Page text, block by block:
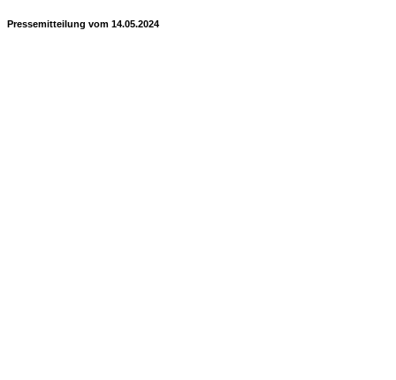
Pressemitteilung vom 14.05.2024